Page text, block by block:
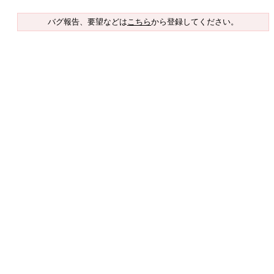
バグ報告、要望などはこちらから登録してください。